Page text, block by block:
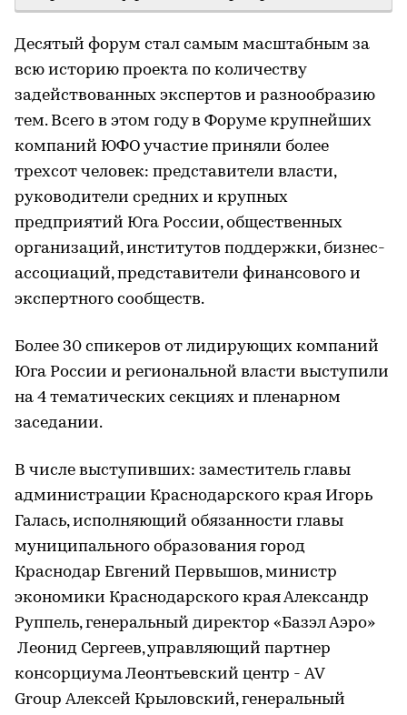
Десятый форум стал самым масштабным за
всю историю проекта по количеству
задействованных экспертов и разнообразию
тем. Всего в этом году в Форуме крупнейших
компаний ЮФО участие приняли более
трехсот человек: представители власти,
руководители средних и крупных
предприятий Юга России, общественных
организаций, институтов поддержки, бизнес-
ассоциаций, представители финансового и
экспертного сообществ.
Более 30 спикеров от лидирующих компаний
Юга России и региональной власти выступили
на 4 тематических секциях и пленарном
заседании.
В числе выступивших: заместитель главы
администрации Краснодарского края Игорь
Галась, исполняющий обязанности главы
муниципального образования город
Краснодар​ Евгений Первышов, министр
экономики Краснодарского края Александр
Руппель, генеральный директор «Базэл Аэро»​
Леонид Сергеев, управляющий партнер
консорциума Леонтьевский центр - AV
Group Алексей Крыловский, генеральный